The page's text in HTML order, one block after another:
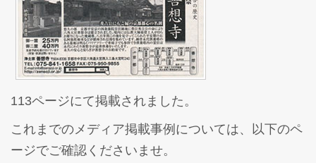
113ページにて掲載されました。
これまでのメディア掲載事例については、以下のペ
ージでご確認くださいませ。